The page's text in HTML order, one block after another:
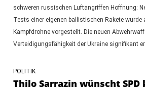
schweren russischen Luftangriffen Hoffnung:
Tests einer eigenen ballistischen Rakete wurde
Kampfdrohne vorgestellt. Die neuen
Verteidigungsfähigkeit der Ukraine signifikant
POLITIK
Thilo Sarrazin wünscht SPD